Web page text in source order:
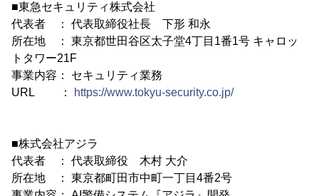
■東急セキュリティ株式会社
代表者 ： 代表取締役社長 下形 和永
所在地 ： 東京都世田谷区太子堂4丁目1番1号 キャロッ
トタワー21F
事業内容： セキュリティ業務
URL ：
https://www.tokyu-security.co.jp/
■株式会社アジラ
代表者 ： 代表取締役 木村 大介
所在地 ： 東京都町田市中町一丁目4番2号